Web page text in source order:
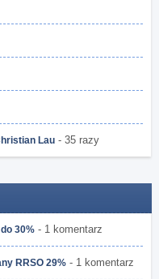
Lau - 35 razy
30% - 1 komentarz
RRSO 29% - 1 komentarz